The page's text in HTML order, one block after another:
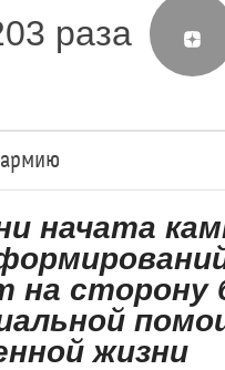
раза
армию
начата
сторону
жизни